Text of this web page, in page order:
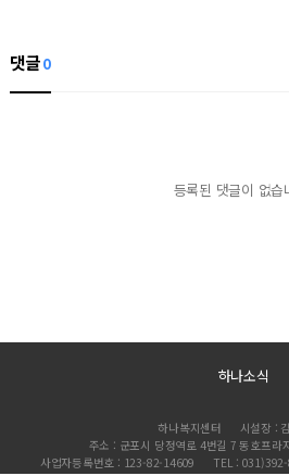
댓글0
등록된 댓글이 없습
하나소식
하나복지센터
시설장 :
주소 : 군포시 당정역로 4번길 7 동호프
사업자등록번호 : 123-82-14609
TEL :